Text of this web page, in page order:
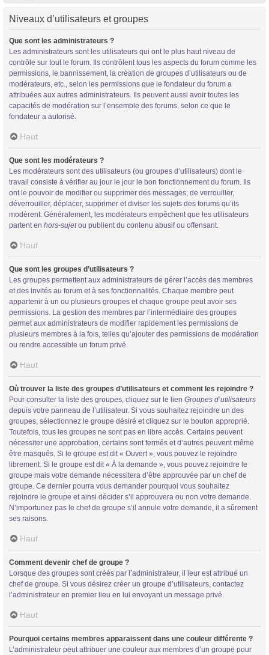
Niveaux d’utilisateurs et groupes
Que sont les administrateurs ?
Les administrateurs sont les utilisateurs qui ont le plus haut niveau de
contrôle sur tout le forum. Ils contrôlent tous les aspects du forum comme les
permissions, le bannissement, la création de groupes d’utilisateurs ou de
modérateurs, etc., selon les permissions que le fondateur du forum a
attribuées aux autres administrateurs. Ils peuvent aussi avoir toutes les
capacités de modération sur l’ensemble des forums, selon ce que le
fondateur a autorisé.
Haut
Que sont les modérateurs ?
Les modérateurs sont des utilisateurs (ou groupes d’utilisateurs) dont le
travail consiste à vérifier au jour le jour le bon fonctionnement du forum. Ils
ont le pouvoir de modifier ou supprimer des messages, de verrouiller,
déverrouiller, déplacer, supprimer et diviser les sujets des forums qu’ils
modèrent. Généralement, les modérateurs empêchent que les utilisateurs
partent en hors-sujetou publient du contenu abusif ou offensant.
Haut
Que sont les groupes d’utilisateurs ?
Les groupes permettent aux administrateurs de gérer l’accès des membres
et des invités au forum et à ses fonctionnalités. Chaque membre peut
appartenir à un ou plusieurs groupes et chaque groupe peut avoir ses
permissions. La gestion des membres par l’intermédiaire des groupes
permet aux administrateurs de modifier rapidement les permissions de
plusieurs membres à la fois, telles qu’ajouter des permissions de modération
ou rendre accessible un forum privé.
Haut
Où trouver la liste des groupes d’utilisateurs et comment les rejoindre ?
Pour consulter la liste des groupes, cliquez sur le lien Groupes d’utilisateurs
depuis votre panneau de l’utilisateur. Si vous souhaitez rejoindre un des
groupes, sélectionnez le groupe désiré et cliquez sur le bouton approprié.
Toutefois, tous les groupes ne sont pas en libre accès. Certains peuvent
nécessiter une approbation, certains sont fermés et d’autres peuvent même
être masqués. Si le groupe est dit « Ouvert », vous pouvez le rejoindre
librement. Si le groupe est dit « À la demande », vous pouvez rejoindre le
groupe mais votre demande nécessitera d’être approuvée par un chef de
groupe. Ce dernier pourra vous demander pourquoi vous souhaitez
rejoindre le groupe et ainsi décider s’il approuvera ou non votre demande.
N’importunez pas le chef de groupe s’il annule votre demande, il a sûrement
ses raisons.
Haut
Comment devenir chef de groupe ?
Lorsque des groupes sont créés par l’administrateur, il leur est attribué un
chef de groupe. Si vous désirez créer un groupe d’utilisateurs, contactez
l’administrateur en premier lieu en lui envoyant un message privé.
Haut
Pourquoi certains membres apparaissent dans une couleur différente ?
L’administrateur peut attribuer une couleur aux membres d’un groupe pour